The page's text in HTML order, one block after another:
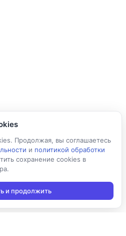
Продолжая, вы соглашаетесь
и политикой обработки
сохранение cookies в
и продолжить